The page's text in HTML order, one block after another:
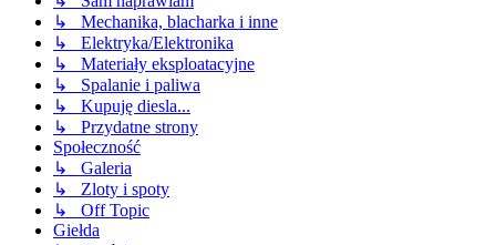
↳ Mechanika, blacharka i inne
↳ Elektryka/Elektronika
↳ Materiały eksploatacyjne
↳ Spalanie i paliwa
↳ Kupuję diesla...
↳ Przydatne strony
Społeczność
↳ Galeria
↳ Zloty i spoty
↳ Off Topic
Giełda